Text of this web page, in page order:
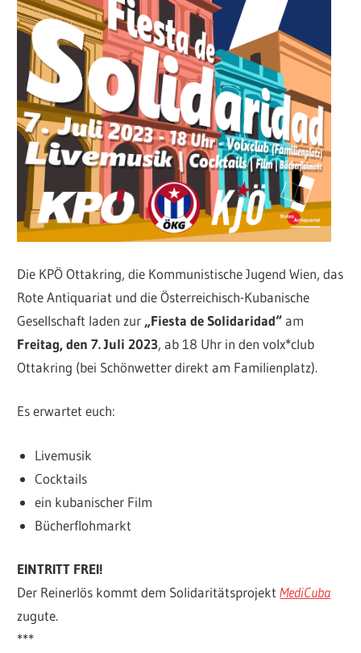
Die KPÖ Ottakring, die Kommunistische Jugend Wien, das
Rote Antiquariat und die Österreichisch-Kubanische
Gesellschaft laden zur „Fiesta de Solidaridad“am
Freitag, den 7. Juli 2023, ab 18 Uhr in den volx*club
Ottakring (bei Schönwetter direkt am Familienplatz).
Es erwartet euch:
Livemusik
Cocktails
ein kubanischer Film
Bücherflohmarkt
EINTRITT FREI!
Der Reinerlös kommt dem SolidaritätsprojektMediCuba
zugute.
***